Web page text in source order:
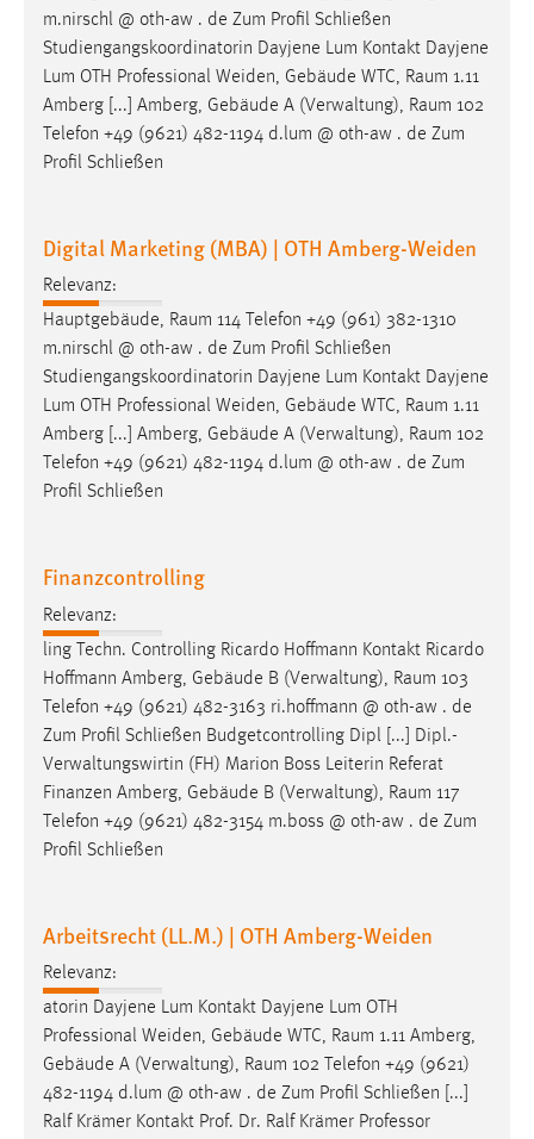
m.nirschl @ oth-aw . de Zum Profil Schließen
Studiengangskoordinatorin Dayjene Lum Kontakt Dayjene
Lum OTH Professional Weiden, Gebäude WTC, Raum 1.11
Amberg [...] Amberg, Gebäude A (Verwaltung), Raum 102
Telefon +49 (9621) 482-1194 d.lum @ oth-aw . de Zum
Profil Schließen
Digital Marketing (MBA) | OTH Amberg-Weiden
Relevanz:
Hauptgebäude, Raum 114 Telefon +49 (961) 382-1310
m.nirschl @ oth-aw . de Zum Profil Schließen
Studiengangskoordinatorin Dayjene Lum Kontakt Dayjene
Lum OTH Professional Weiden, Gebäude WTC, Raum 1.11
Amberg [...] Amberg, Gebäude A (Verwaltung), Raum 102
Telefon +49 (9621) 482-1194 d.lum @ oth-aw . de Zum
Profil Schließen
Finanzcontrolling
Relevanz:
ling Techn. Controlling Ricardo Hoffmann Kontakt Ricardo
Hoffmann Amberg, Gebäude B (Verwaltung), Raum 103
Telefon +49 (9621) 482-3163 ri.hoffmann @ oth-aw . de
Zum Profil Schließen Budgetcontrolling Dipl [...] Dipl.-
Verwaltungswirtin (FH) Marion Boss Leiterin Referat
Finanzen Amberg, Gebäude B (Verwaltung), Raum 117
Telefon +49 (9621) 482-3154 m.boss @ oth-aw . de Zum
Profil Schließen
Arbeitsrecht (LL.M.) | OTH Amberg-Weiden
Relevanz:
atorin Dayjene Lum Kontakt Dayjene Lum OTH
Professional Weiden, Gebäude WTC, Raum 1.11 Amberg,
Gebäude A (Verwaltung), Raum 102 Telefon +49 (9621)
482-1194 d.lum @ oth-aw . de Zum Profil Schließen [...]
Ralf Krämer Kontakt Prof. Dr. Ralf Krämer Professor